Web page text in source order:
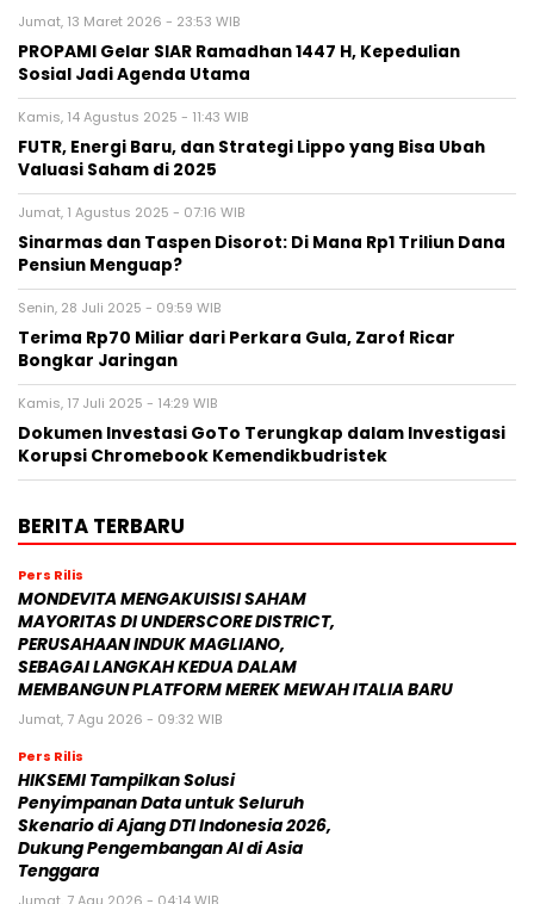
Jumat, 13 Maret 2026 - 23:53 WIB
PROPAMI Gelar SIAR Ramadhan 1447 H, Kepedulian
Sosial Jadi Agenda Utama
Kamis, 14 Agustus 2025 - 11:43 WIB
FUTR, Energi Baru, dan Strategi Lippo yang Bisa Ubah
Valuasi Saham di 2025
Jumat, 1 Agustus 2025 - 07:16 WIB
Sinarmas dan Taspen Disorot: Di Mana Rp1 Triliun Dana
Pensiun Menguap?
Senin, 28 Juli 2025 - 09:59 WIB
Terima Rp70 Miliar dari Perkara Gula, Zarof Ricar
Bongkar Jaringan
Kamis, 17 Juli 2025 - 14:29 WIB
Dokumen Investasi GoTo Terungkap dalam Investigasi
Korupsi Chromebook Kemendikbudristek
BERITA TERBARU
Pers Rilis
MONDEVITA MENGAKUISISI SAHAM
MAYORITAS DI UNDERSCORE DISTRICT,
PERUSAHAAN INDUK MAGLIANO,
SEBAGAI LANGKAH KEDUA DALAM
MEMBANGUN PLATFORM MEREK MEWAH ITALIA BARU
Jumat, 7 Agu 2026 - 09:32 WIB
Pers Rilis
HIKSEMI Tampilkan Solusi
Penyimpanan Data untuk Seluruh
Skenario di Ajang DTI Indonesia 2026,
Dukung Pengembangan AI di Asia
Tenggara